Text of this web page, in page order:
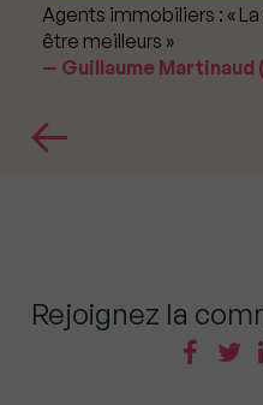
Agents immobiliers : «
être meilleurs »
Guillaume Martinaud
Rejoignez la